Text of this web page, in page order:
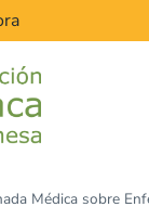
Médica sobre